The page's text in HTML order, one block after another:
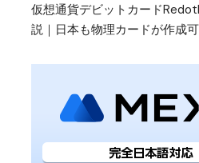
仮想通貨デビットカード
説｜日本も物理カードが作成